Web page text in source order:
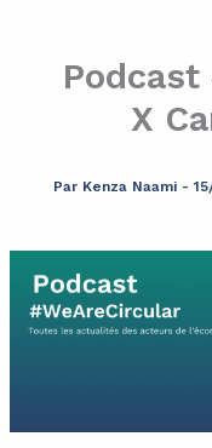
X
Par Kenza Naami -